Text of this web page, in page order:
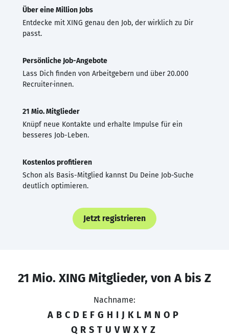
Über eine Million Jobs
Entdecke mit XING genau den Job, der wirklich zu Dir
passt.
Persönliche Job-Angebote
Lass Dich finden von Arbeitgebern und über 20.000
Recruiter·innen.
21 Mio. Mitglieder
Knüpf neue Kontakte und erhalte Impulse für ein
besseres Job-Leben.
Kostenlos profitieren
Schon als Basis-Mitglied kannst Du Deine Job-Suche
deutlich optimieren.
Jetzt registrieren
21 Mio. XING Mitglieder, von A bis Z
Nachname:
A B C D E F G H I J K L M N O P
Q R S T U V W X Y Z